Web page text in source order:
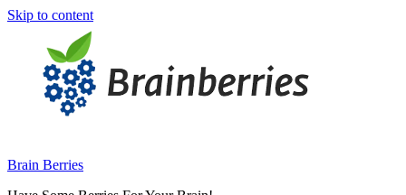
Skip to content
Brain Berries